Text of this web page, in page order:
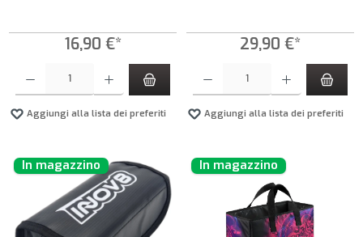
16,90 €*
Aggiungi alla lista dei preferiti
29,90 €*
Aggiungi alla lista dei preferiti
In magazzino In magazzino